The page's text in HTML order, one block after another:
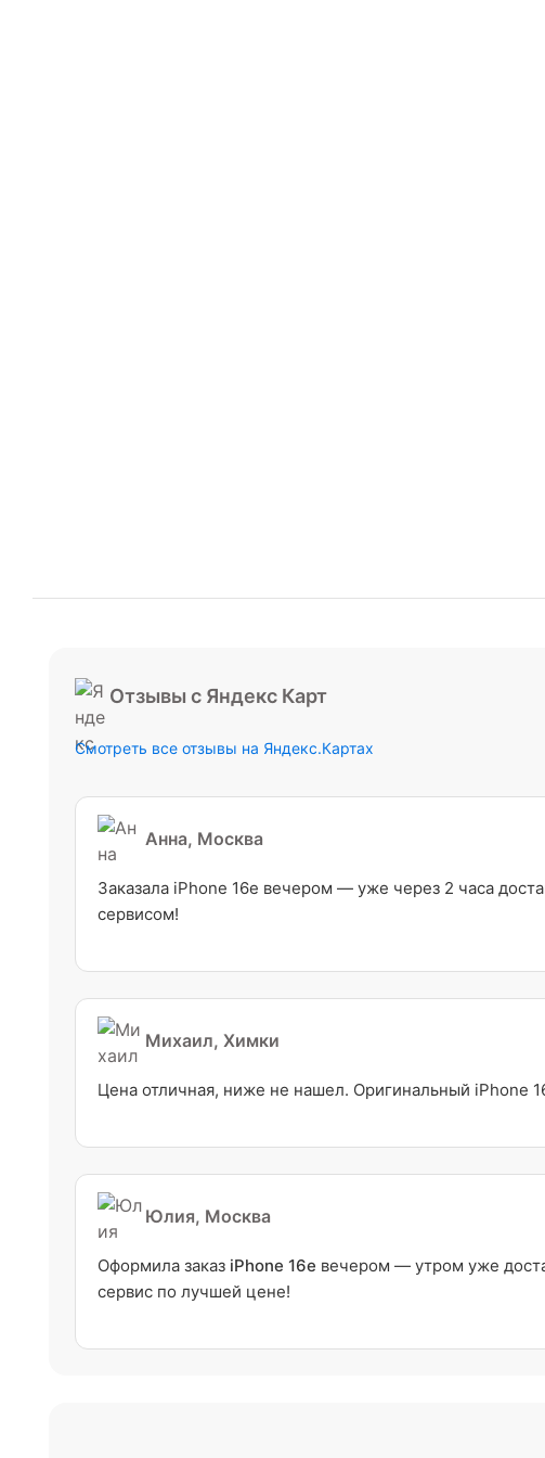
Отзывы с Яндекс Карт
Смотреть все отзывы на Яндекс.Картах
Анна, Москва
Заказала iPhone 16e вечером — уже через 2 часа
сервисом!
Михаил, Химки
Цена отличная, ниже не нашел. Оригинальный iPhone
Юлия, Москва
Оформила заказ iPhone 16e вечером — утром уже
сервис по лучшей цене!